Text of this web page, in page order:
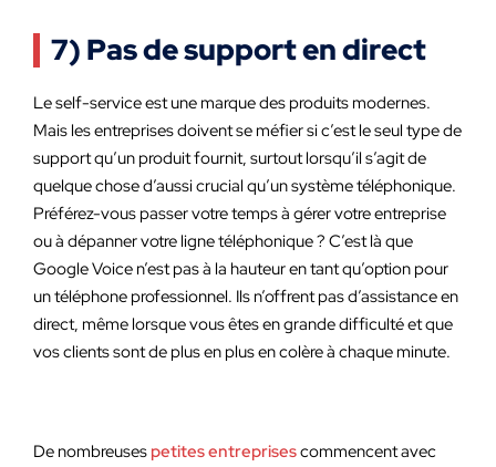
7) Pas de support en direct
Le self-service est une marque des produits modernes.
Mais les entreprises doivent se méfier si c’est le seul type de
support qu’un produit fournit, surtout lorsqu’il s’agit de
quelque chose d’aussi crucial qu’un système téléphonique.
Préférez-vous passer votre temps à gérer votre entreprise
ou à dépanner votre ligne téléphonique ? C’est là que
Google Voice n’est pas à la hauteur en tant qu’option pour
un téléphone professionnel. Ils n’offrent pas d’assistance en
direct, même lorsque vous êtes en grande difficulté et que
vos clients sont de plus en plus en colère à chaque minute.
De nombreuses petites entreprisescommencent avec